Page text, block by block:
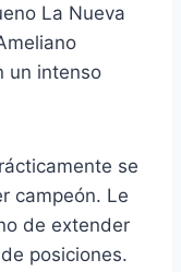
La Nueva
un intenso
se
campeón. Le
de extender
posiciones.